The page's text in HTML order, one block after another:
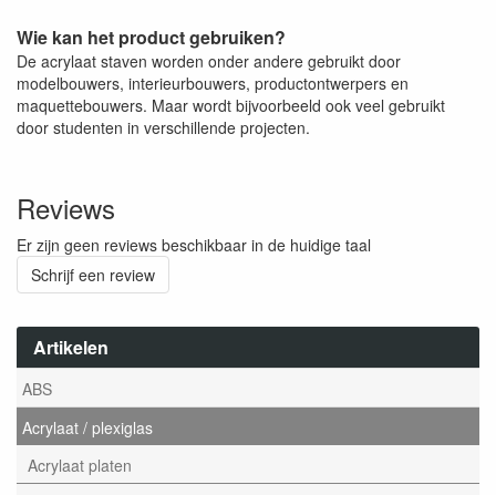
Artikelen
ABS
Acrylaat / plexiglas
Acrylaat platen
Wie kan het product gebruiken?
De acrylaat staven worden onder andere gebruikt door
modelbouwers, interieurbouwers, productontwerpers en
maquettebouwers. Maar wordt bijvoorbeeld ook veel gebruikt
door studenten in verschillende projecten.
Reviews
Er zijn geen reviews beschikbaar in de huidige taal
Schrijf een review